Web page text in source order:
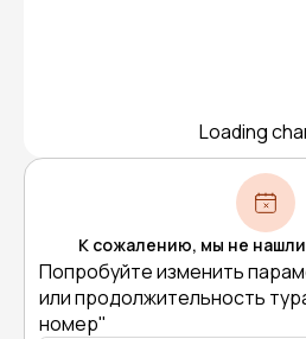
Loading
К сожалению, мы не
Попробуйте изменить
или продолжительность
номер"